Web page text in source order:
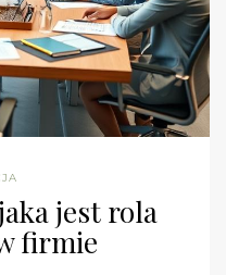
jest rola
firmie